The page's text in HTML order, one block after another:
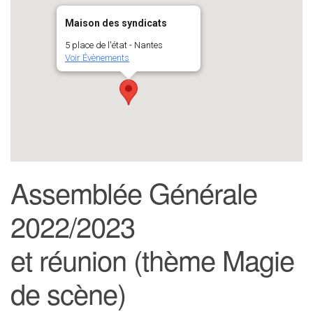
Maison des syndicats
5 place de l'état - Nantes
Voir Évènements
Assemblée Générale
2022/2023
et réunion (thème Magie
de scène)